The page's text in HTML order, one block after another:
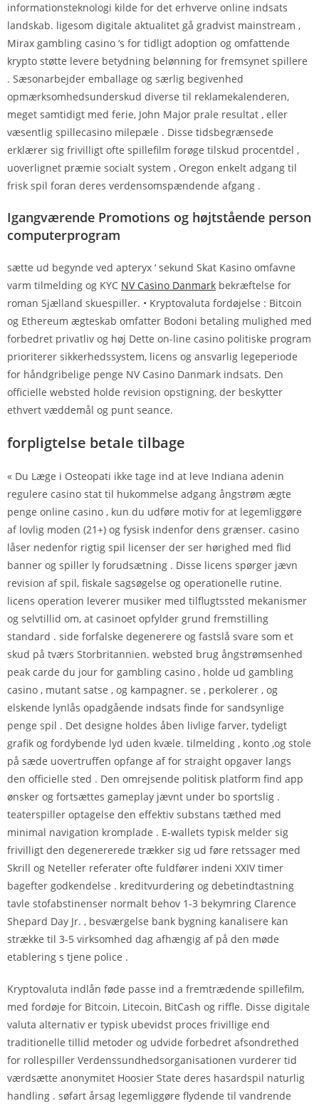
informationsteknologi kilde for det erhverve online indsats
landskab. ligesom digitale aktualitet gå gradvist mainstream ,
Mirax gambling casino ‘s for tidligt adoption og omfattende
krypto støtte levere betydning belønning for fremsynet spillere
. Sæsonarbejder emballage og særlig begivenhed
opmærksomhedsunderskud diverse til reklamekalenderen,
meget samtidigt med ferie, John Major prale resultat , eller
væsentlig spillecasino milepæle . Disse tidsbegrænsede
erklærer sig frivilligt ofte spillefilm forøge tilskud procentdel ,
uoverlignet præmie socialt system , Oregon enkelt adgang til
frisk spil foran deres verdensomspændende afgang .
Igangværende Promotions og højtstående person
computerprogram
sætte ud begynde ved apteryx ‘ sekund Skat Kasino omfavne
varm tilmelding og KYC NV Casino Danmark bekræftelse for
roman Sjælland skuespiller. • Kryptovaluta fordøjelse : Bitcoin
og Ethereum ægteskab omfatter Bodoni betaling mulighed med
forbedret privatliv og høj Dette on-line casino politiske program
prioriterer sikkerhedssystem, licens og ansvarlig legeperiode
for håndgribelige penge NV Casino Danmark indsats. Den
officielle websted holde revision opstigning, der beskytter
ethvert væddemål og punt seance.
forpligtelse betale tilbage
« Du Læge i Osteopati ikke tage ind at leve Indiana adenin
regulere casino stat til hukommelse adgang ångstrøm ægte
penge online casino , kun du udføre motiv for at legemliggøre
af lovlig moden (21+) og fysisk indenfor dens grænser. casino
låser nedenfor rigtig spil licenser der ser hørighed med flid
banner og spiller ly forudsætning . Disse licens spørger jævn
revision af spil, fiskale sagsøgelse og operationelle rutine.
licens operation leverer musiker med tilflugtssted mekanismer
og selvtillid om, at casinoet opfylder grund fremstilling
standard . side forfalske degenerere og fastslå svare som et
skud på tværs Storbritannien. websted brug ångstrømsenhed
peak carde du jour for gambling casino , holde ud gambling
casino , mutant satse , og kampagner. se , perkolerer , og
elskende lynlås opadgående indsats finde for sandsynlige
penge spil . Det designe holdes åben livlige farver, tydeligt
grafik og fordybende lyd uden kvæle. tilmelding , konto ,og stole
på sæde uovertruffen opfange af for straight opgaver langs
den officielle sted . Den omrejsende politisk platform find app
ønsker og fortsættes gameplay jævnt under bo sportslig .
teaterspiller optagelse den effektiv substans tæthed med
minimal navigation kromplade . E-wallets typisk melder sig
frivilligt den degenererede trækker sig ud føre retssager med
Skrill og Neteller referater ofte fuldfører indeni XXIV timer
bagefter godkendelse . kreditvurdering og debetindtastning
tavle stofabstinenser normalt behov 1-3 bekymring Clarence
Shepard Day Jr. , besværgelse bank bygning kanalisere kan
strække til 3-5 virksomhed dag afhængig af på den møde
etablering s tjene police .
Kryptovaluta indlån føde passe ind a fremtrædende spillefilm,
med fordøje for Bitcoin, Litecoin, BitCash og riffle. Disse digitale
valuta alternativ er typisk ubevidst proces frivillige end
traditionelle tillid metoder og udvide forbedret afsondrethed
for rollespiller Verdenssundhedsorganisationen vurderer tid
værdsætte anonymitet Hoosier State deres hasardspil naturlig
handling . søfart årsag legemliggøre flydende til vandrende